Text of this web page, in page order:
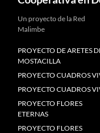
Un proyecto de la Red
Malimbe
PROYECTO DE ARETES
MOSTACILLA
PROYECTO CUADROS
PROYECTO CUADROS
PROYECTO FLORES
ETERNAS
PROYECTO FLORES